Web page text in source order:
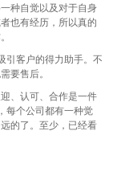
种自觉以及对于自身
也有经历，所以真的
客户的得力助手。不
要售后。
、认可、合作是一件
每个公司都有一种觉
的了。至少，已经看